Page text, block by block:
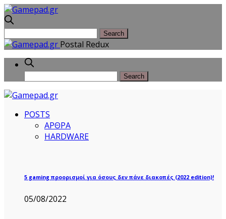
Postal Redux
POSTS
ΑΡΘΡΑ
HARDWARE
5 gaming προορισμοί για όσους δεν πάνε διακοπές (2022 edition)!
05/08/2022